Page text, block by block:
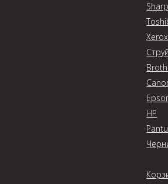
Sharp
Xerox
HP